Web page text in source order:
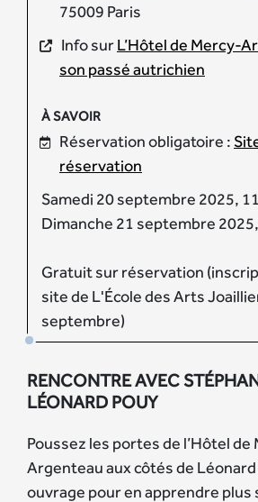
75009 Paris
Info surL’Hôtel de Mercy-
son passé autrichien
À SAVOIR
Réservation obligatoire :
réservation
Samedi 20 septembre 2025,
Dimanche 21 septembre
Gratuit sur réservation
site de L'École des Arts
septembre)
RENCONTRE AVEC
LÉONARD POUY
Poussez les portes de l’Hôtel de
Argenteau aux côtés de Léonard
ouvrage pour en apprendre plus